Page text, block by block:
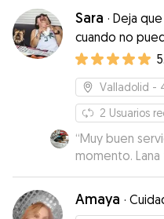
repetir. Se nota
este trabajo.
para dejarle y
Sara · Deja
cuando no
como si
Valladolid -
2 Usuarios
“Muy buen
momento.
Amaya ·